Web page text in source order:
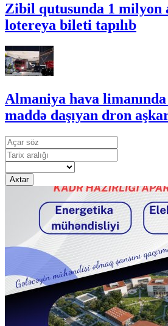
Zibil qutusunda 1 milyon
lotereya bileti tapılıb
Almaniya hava limanında
maddə daşıyan dron
Axtar